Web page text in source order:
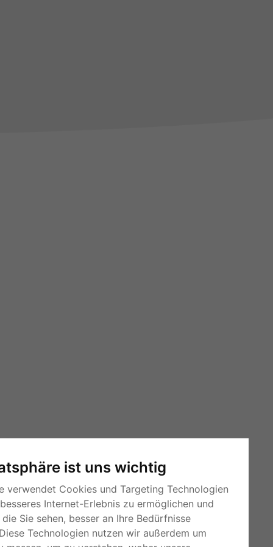
ist uns wichtig
verwendet Cookies und Targeting Technologien
Internet-Erlebnis zu ermöglichen und
Sie sehen, besser an Ihre Bedürfnisse
Technologien nutzen wir außerdem um